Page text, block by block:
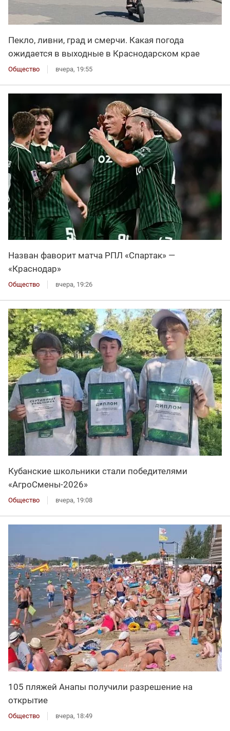
Пекло, ливни, град и смерчи. Какая погода
ожидается в выходные в Краснодарском крае
Общество вчера, 19:55
Назван фаворит матча РПЛ «Спартак» —
«Краснодар»
Общество вчера, 19:26
Кубанские школьники стали победителями
«АгроСмены-2026»
Общество вчера, 19:08
105 пляжей Анапы получили разрешение на
открытие
Общество вчера, 18:49